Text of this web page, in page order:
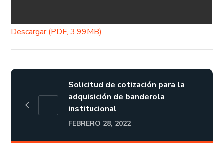
Descargar (PDF, 3.99MB)
Solicitud de cotización para la
adquisición de banderola
institucional
FEBRERO 28, 2022